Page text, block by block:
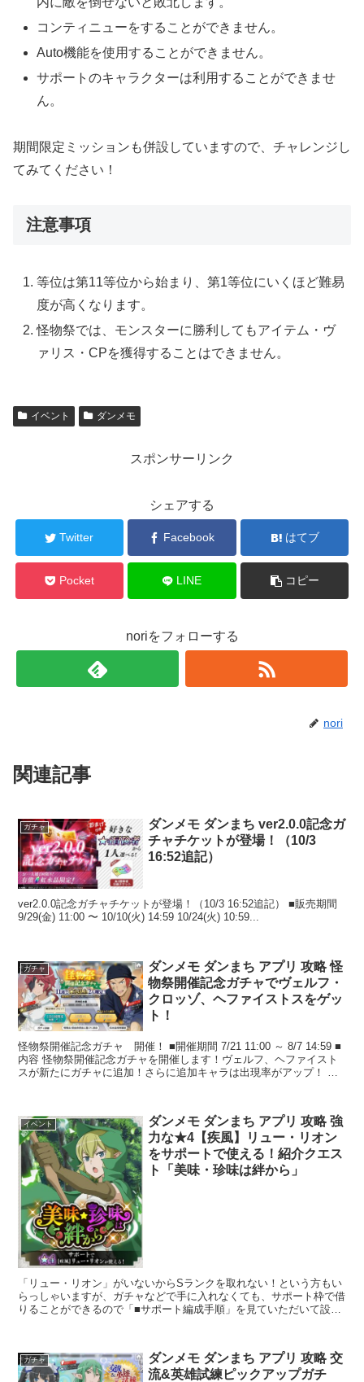
コンティニューをすることができません。
Auto機能を使用することができません。
サポートのキャラクターは利用することができませ
ん。
期間限定ミッションも併設していますので、チャレンジし
てみてください！
注意事項
等位は第11等位から始まり、第1等位にいくほど難易
度が高くなります。
怪物祭では、モンスターに勝利してもアイテム・ヴ
ァリス・CPを獲得することはできません。
イベント ダンメモ
スポンサーリンク
シェアする
Twitter Facebook はてブ
Pocket LINE コピー
noriをフォローする
nori
関連記事
ガチャ
ダンメモ ダンまち ver2.0.0記念ガ
チャチケットが登場！（10/3
16:52追記）
ver2.0.0記念ガチャチケットが登場！（10/3 16:52追記） ■販売期間
9/29(金) 11:00 〜 10/10(火) 14:59 10/24(火) 10:59...
ガチャ
ダンメモ ダンまち アプリ 攻略 怪
物祭開催記念ガチャでヴェルフ・
クロッゾ、ヘファイストスをゲッ
ト！
怪物祭開催記念ガチャ 開催！ ■開催期間 7/21 11:00 ～ 8/7 14:59 ■
内容 怪物祭開催記念ガチャを開催します！ヴェルフ、ヘファイスト
スが新たにガチャに追加！さらに追加キャラは出現率がアップ！ 追
イベント
ダンメモ ダンまち アプリ 攻略 強
力な★4【疾風】リュー・リオン
をサポートで使える！紹介クエス
ト「美味・珍味は絆から」
「リュー・リオン」がいないからSランクを取れない！という方もい
らっしゃいますが、ガチャなどで手に入れなくても、サポート枠で借
りることができるので「■サポート編成手順」を見ていただいて設定
ガチャ
ダンメモ ダンまち アプリ 攻略 交
流&英雄試練ピックアップガチ